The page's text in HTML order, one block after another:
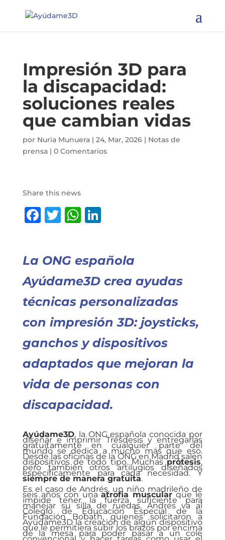
Impresión 3D para
la discapacidad:
soluciones reales
que cambian vidas
por Nuria Munuera| 24, Mar, 2026| Notas de
prensa| 0 Comentarios
Share this news
F
e
b
o
o
k
T
te
r
W
s
A
p
p
Li
e
dI
n
La ONG española
Ayúdame3D crea ayudas
técnicas personalizadas
con impresión 3D: joysticks,
ganchos y dispositivos
adaptados que mejoran la
vida de personas con
discapacidad.
Ayúdame3D, la ONG española conocida por
diseñar e imprimir Trésdesis y entregarlas
gratuitamente en cualquier parte del
mundo se dedica a mucho más que eso.
Desde las oficinas de la ONG en Madrid salen
dispositivos de todo tipo. Muchasprótesis,
pero también otros artilugios diseñados
específicamente para cada necesidad. Y
siempre de manera gratuita.
Es el caso de Andrés, un niño madrileño de
seis años con unaatrofia muscularque le
impide tener la fuerza suficiente para
manejar su silla de ruedas. Andrés va al
Colegio de Educación Especial de la
Fundación Bobath, quienes solicitaron a
Ayúdame3Dla creación de algún dispositivo
que le permitiera subir los brazos por encima
de la mesa para poder pasar a un cole
65 Countries
reached | 672
People helped |
I want to become a member